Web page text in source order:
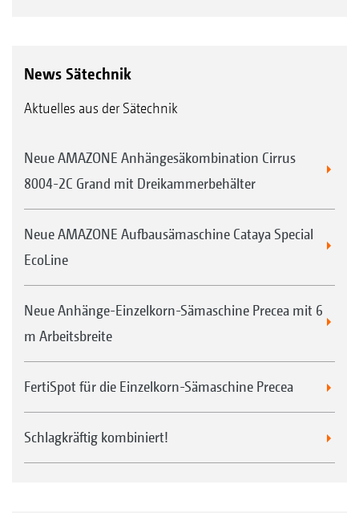
News Sätechnik
Aktuelles aus der Sätechnik
Neue AMAZONE Anhängesäkombination Cirrus
8004-2C Grand mit Dreikammerbehälter
Neue AMAZONE Aufbausämaschine Cataya Special
EcoLine
Neue Anhänge-Einzelkorn-Sämaschine Precea mit 6
m Arbeitsbreite
FertiSpot für die Einzelkorn-Sämaschine Precea
Schlagkräftig kombiniert!